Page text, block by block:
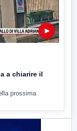
▶
a chiarire il
prossima